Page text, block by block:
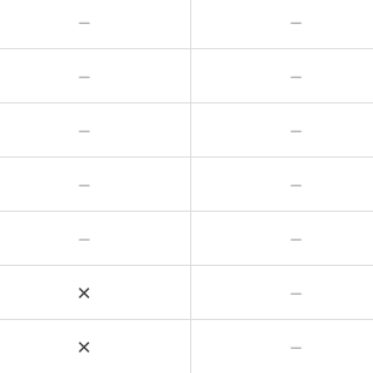
－ －
－ －
－ －
－ －
－ －
× －
× －